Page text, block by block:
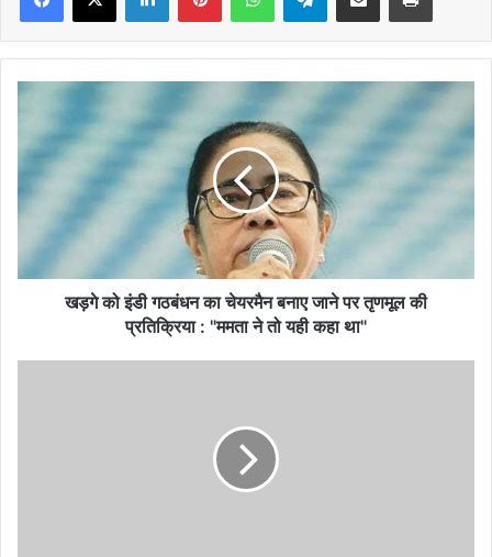
खड़गे
गठबंधन
जाने
पर
खड़गे को इंडी गठबंधन का चेयरमैन बनाए जाने पर तृणमूल की
प्रतिक्रिया : "ममता ने तो यही कहा था"